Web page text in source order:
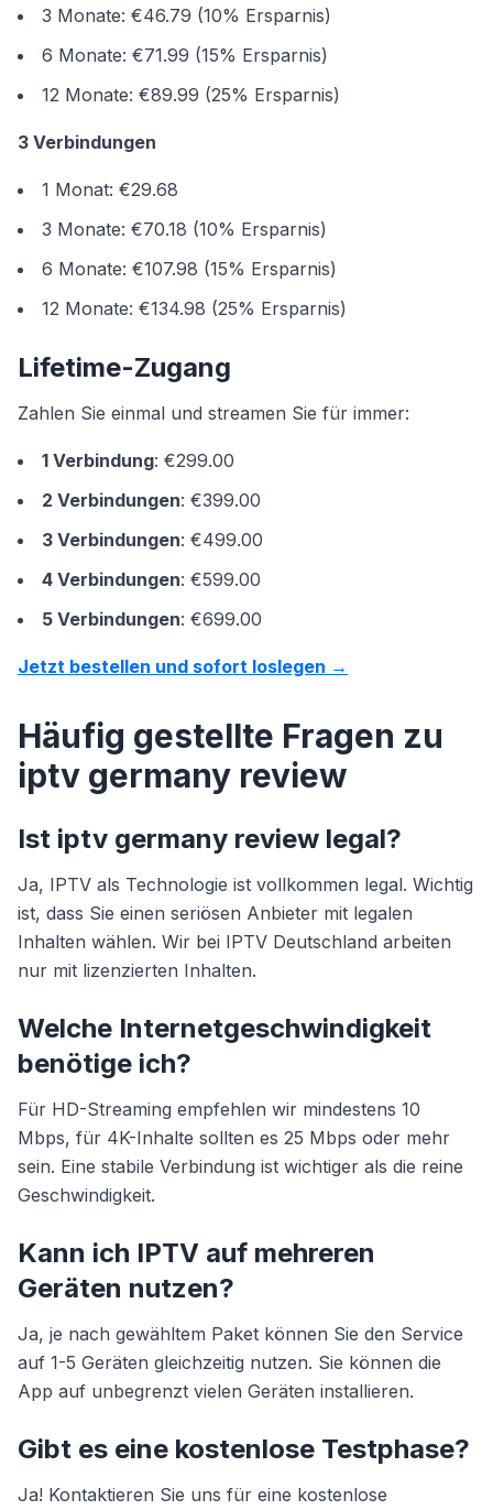
3 Monate: €46.79 (10% Ersparnis)
6 Monate: €71.99 (15% Ersparnis)
12 Monate: €89.99 (25% Ersparnis)
3 Verbindungen
1 Monat: €29.68
3 Monate: €70.18 (10% Ersparnis)
6 Monate: €107.98 (15% Ersparnis)
12 Monate: €134.98 (25% Ersparnis)
Lifetime-Zugang
Zahlen Sie einmal und streamen Sie für immer:
1 Verbindung: €299.00
2 Verbindungen: €399.00
3 Verbindungen: €499.00
4 Verbindungen: €599.00
5 Verbindungen: €699.00
Jetzt bestellen und sofort loslegen →
Häufig gestellte Fragen zu
iptv germany review
Ist iptv germany review legal?
Ja, IPTV als Technologie ist vollkommen legal. Wichtig
ist, dass Sie einen seriösen Anbieter mit legalen
Inhalten wählen. Wir bei IPTV Deutschland arbeiten
nur mit lizenzierten Inhalten.
Welche Internetgeschwindigkeit
benötige ich?
Für HD-Streaming empfehlen wir mindestens 10
Mbps, für 4K-Inhalte sollten es 25 Mbps oder mehr
sein. Eine stabile Verbindung ist wichtiger als die reine
Geschwindigkeit.
Kann ich IPTV auf mehreren
Geräten nutzen?
Ja, je nach gewähltem Paket können Sie den Service
auf 1-5 Geräten gleichzeitig nutzen. Sie können die
App auf unbegrenzt vielen Geräten installieren.
Gibt es eine kostenlose Testphase?
Ja! Kontaktieren Sie uns für eine kostenlose